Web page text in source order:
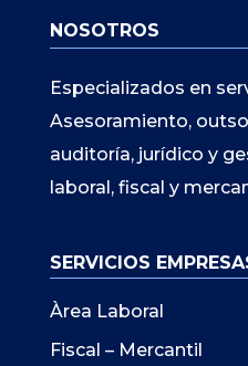
NOSOTROS
Especializados en
Asesoramiento,
auditoría, jurídico y
laboral, fiscal y
SERVICIOS
Àrea Laboral
Fiscal – Mercantil